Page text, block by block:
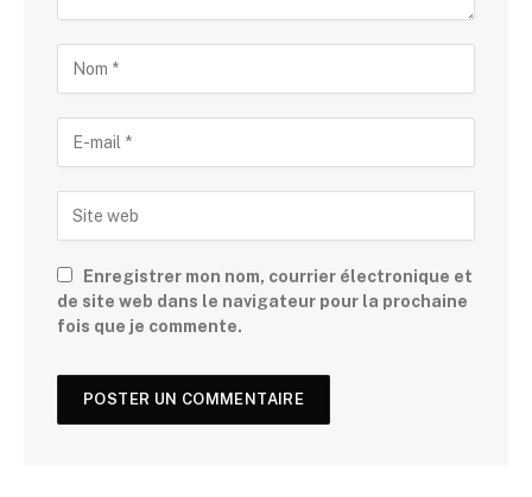
Enregistrer mon nom, courrier électronique et
de site web dans le navigateur pour la prochaine
fois que je commente.